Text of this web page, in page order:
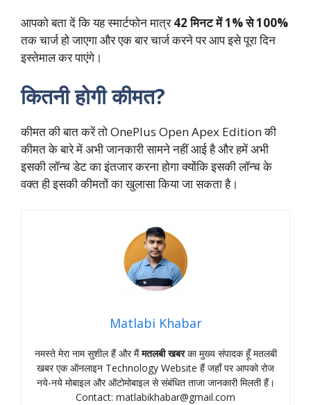
आपको बता दें कि यह स्मार्टफोन मात्र42 मिनट में 1% से 100%
तक चार्ज हो जाएगा और एक बार चार्ज करने पर आप इसे पूरा दिन
इस्तेमाल कर पाएंगे।
कितनी होगी कीमत?
कीमत की बात करें तो OnePlus Open Apex Edition की
कीमत के बारे में अभी जानकारी सामने नहीं आई है और हमें अभी
इसकी लॉन्च डेट का इंतजार करना होगा क्योंकि इसकी लॉन्च के
वक्त ही इसकी कीमतों का खुलासा किया जा सकता है।
Matlabi Khabar
नमस्‍ते मेरा नाम सुशील हैं और मैंमतलबी खबरका मुख्‍य संपादक हूँ मतलबी
खबर एक ऑनलाइन Technology Website हैं जहॉं पर आपको रोज
नये-नये मोबाइल और ऑटोमोबाइल से संबंधित ताजा जानकारी मिलती हैं।
Contact: matlabikhabar@gmail.com